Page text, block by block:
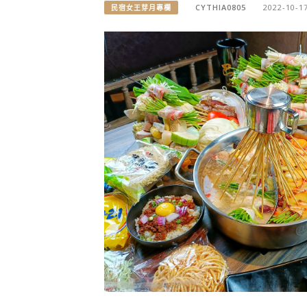
民宿女王芽月專欄 CYTHIA0805 2022-10-